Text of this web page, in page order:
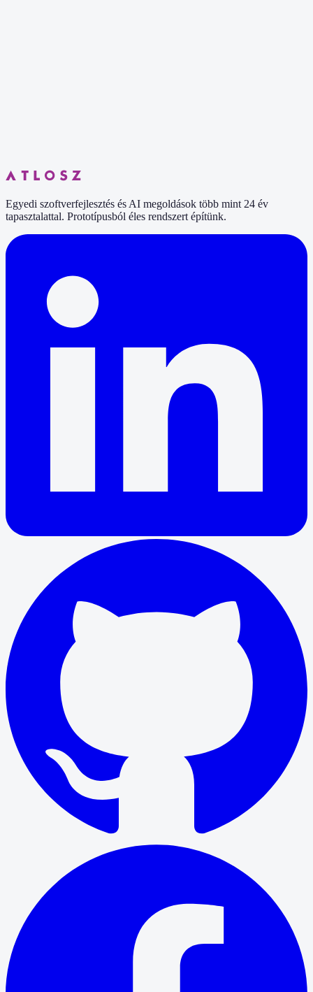
Egyedi szoftverfejlesztés és AI megoldások több mint 24 év
tapasztalattal. Prototípusból éles rendszert építünk.